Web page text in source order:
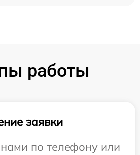
работы
заявки
по телефону или